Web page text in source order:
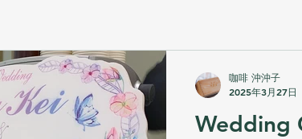
Wedding
咖啡 沖沖子
2025年3月27日